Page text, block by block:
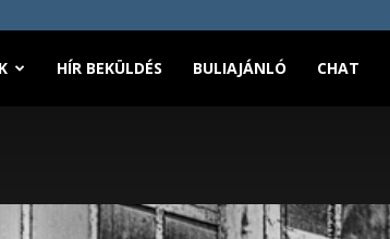
HÍR BEKÜLDÉS BULIAJÁNLÓ CHAT